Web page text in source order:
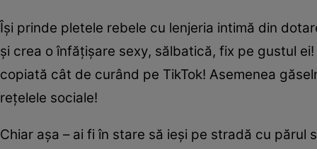
Își prinde pletele rebele cu lenjeria intimă din
și crea o înfățișare sexy, sălbatică, fix pe gustul
copiată cât de curând pe TikTok! Asemenea
rețelele sociale!
Chiar așa – ai fi în stare să ieși pe stradă cu părul